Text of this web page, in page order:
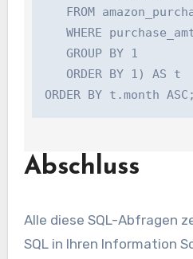
FROM
WHERE
   GROUP BY 1
   ORDER BY 1) AS t
Abschluss
Alle diese SQL-Abfragen
SQL in Ihren Information